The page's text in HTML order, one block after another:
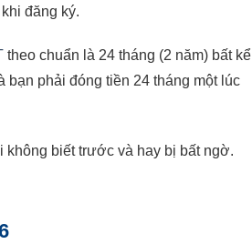
đăng ký.
theo chuẩn là 24 tháng (2 năm) bất kể
phải đóng tiền 24 tháng một lúc
biết trước và hay bị bất ngờ.